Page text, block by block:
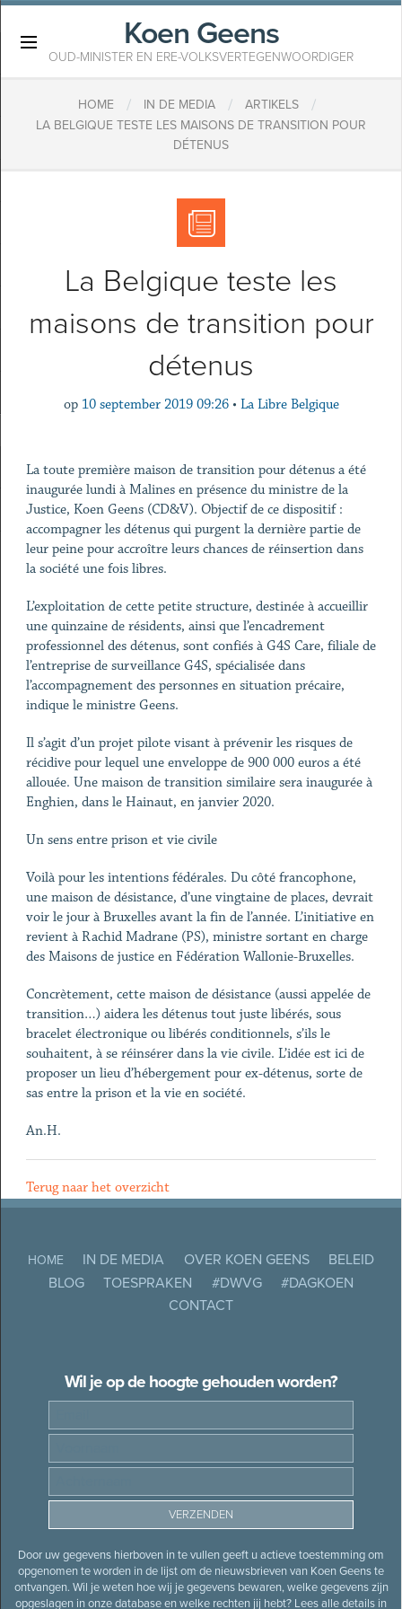
Koen Geens
OUD-MINISTER EN ERE-VOLKSVERTEGENWOORDIGER
HOME / IN DE MEDIA / ARTIKELS /
LA BELGIQUE TESTE LES MAISONS DE TRANSITION POUR
DÉTENUS
La Belgique teste les
maisons de transition pour
détenus
op 10 september 2019 09:26 • La Libre Belgique
La toute première maison de transition pour détenus a été
inaugurée lundi à Malines en présence du ministre de la
Justice, Koen Geens (CD&V). Objectif de ce dispositif :
accompagner les détenus qui purgent la dernière partie de
leur peine pour accroître leurs chances de réinsertion dans
la société une fois libres.
L’exploitation de cette petite structure, destinée à accueillir
une quinzaine de résidents, ainsi que l’encadrement
professionnel des détenus, sont confiés à G4S Care, filiale de
l’entreprise de surveillance G4S, spécialisée dans
l’accompagnement des personnes en situation précaire,
indique le ministre Geens.
Il s’agit d’un projet pilote visant à prévenir les risques de
récidive pour lequel une enveloppe de 900 000 euros a été
allouée. Une maison de transition similaire sera inaugurée à
Enghien, dans le Hainaut, en janvier 2020.
Un sens entre prison et vie civile
Voilà pour les intentions fédérales. Du côté francophone,
une maison de désistance, d’une vingtaine de places, devrait
voir le jour à Bruxelles avant la fin de l’année. L’initiative en
revient à Rachid Madrane (PS), ministre sortant en charge
des Maisons de justice en Fédération Wallonie-Bruxelles.
Concrètement, cette maison de désistance (aussi appelée de
transition…) aidera les détenus tout juste libérés, sous
bracelet électronique ou libérés conditionnels, s’ils le
souhaitent, à se réinsérer dans la vie civile. L’idée est ici de
proposer un lieu d’hébergement pour ex-détenus, sorte de
sas entre la prison et la vie en société.
An.H.
Terug naar het overzicht
HOME IN DE MEDIA OVER KOEN GEENS
BELEID
BLOG
TOESPRAKEN #DWVG
#DAGKOEN
CONTACT
Wil je op de hoogte gehouden worden?
Door uw gegevens hierboven in te vullen geeft u actieve toestemming om
opgenomen te worden in de lijst om de nieuwsbrieven van Koen Geens te
ontvangen. Wil je weten hoe wij je gegevens bewaren, welke gegevens zijn
opgeslagen in onze database en welke rechten jij hebt? Lees alle details in